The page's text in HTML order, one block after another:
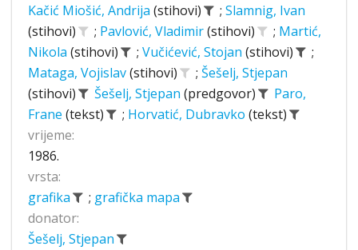
Kačić Miošić, Andrija (stihovi) ; Slamnig, Ivan
(stihovi)
; Pavlović, Vladimir(stihovi) ; Martić,
Nikola (stihovi) ; Vučićević, Stojan (stihovi)
;
Mataga, Vojislav(stihovi) ; Šešelj, Stjepan
(stihovi)
Šešelj, Stjepan (predgovor)
Paro,
Frane (tekst) ; Horvatić, Dubravko (tekst)
vrijeme:
1986.
vrsta:
grafika
; grafička mapa
donator:
Šešelj, Stjepan